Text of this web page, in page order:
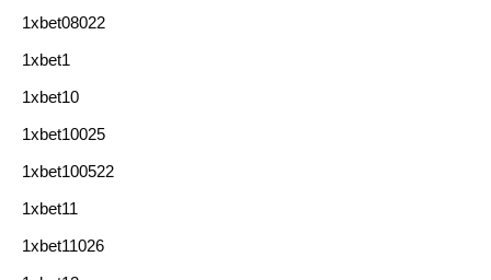
1xbet08022
1xbet1
1xbet10
1xbet10025
1xbet100522
1xbet11
1xbet11026